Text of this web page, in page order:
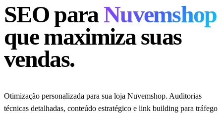
SEO paraNuvemshop
que maximiza suas
vendas.
Otimização personalizada para sua loja Nuvemshop. Auditorias
técnicas detalhadas, conteúdo estratégico e link building para tráfego